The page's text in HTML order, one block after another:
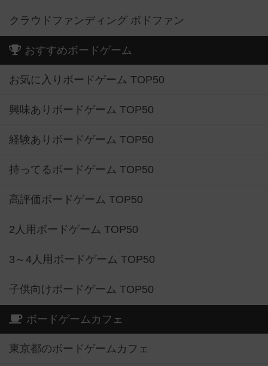
クラウドファンディング ボドファン
おすすめボードゲーム
お気に入りボードゲーム TOP50
興味ありボードゲーム TOP50
経験ありボードゲーム TOP50
持ってるボードゲーム TOP50
高評価ボードゲーム TOP50
2人用ボードゲーム TOP50
3～4人用ボードゲーム TOP50
子供向けボードゲーム TOP50
ボードゲームカフェ
東京都のボードゲームカフェ